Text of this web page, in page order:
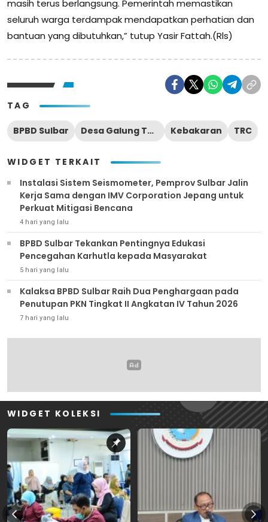
masih terus berlangsung. Pemerintah memastikan
seluruh warga terdampak mendapatkan perhatian dan
bantuan yang dibutuhkan,” tutup Yasir Fattah.(Rls)
TAG
BPBD Sulbar Desa Galung Tulu Kebakaran TRC
WIDGET TERKAIT
Instalasi Sistem Seismometer, Pemprov Sulbar Jalin
Kerja Sama dengan IMV Corporation Jepang untuk
Perkuat Mitigasi Bencana
4 hari yang lalu
BPBD Sulbar Tekankan Pentingnya Edukasi
Pencegahan Karhutla kepada Masyarakat
5 hari yang lalu
Kalaksa BPBD Sulbar Raih Dua Penghargaan pada
Penutupan PKN Tingkat II Angkatan IV Tahun 2026
7 hari yang lalu
WIDGET KOLEKSI